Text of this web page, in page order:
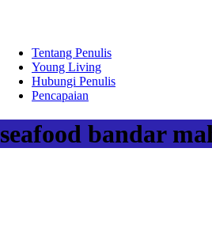
Tentang Penulis
Young Living
Hubungi Penulis
Pencapaian
seafood bandar